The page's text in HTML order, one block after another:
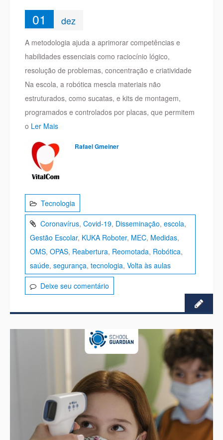
01 dez
A metodologia ajuda a aprimorar competências e
habilidades essenciais como raciocínio lógico,
resolução de problemas, concentração e criatividade
Na escola, a robótica mescla materiais não
estruturados, como sucatas, e kits de montagem,
programados e controlados por placas, que permitem
o Ler Mais
Rafael Gmeiner
Tecnologia
Coronavírus,Covid-19, Disseminação,escola,
Gestão Escolar, KUKA Roboter, MEC, Medidas,
OMS,OPAS, Reabertura, Reomotada, Robótica,
saúde,segurança,tecnologia,Volta às aulas
Deixe seu comentário